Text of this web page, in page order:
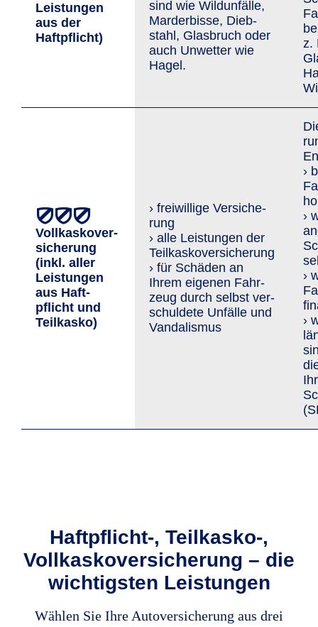
Leis­tungen
aus der
Haftpflicht)
sind wie Wild­unfälle,
Marder­bisse, Dieb­
stahl, Glasbruch oder
auch Un­wetter wie
Hagel.
z.
Vollkaskover­
sicherung
(inkl. aller
Leis­tungen
aus Haft­
pflicht und
Teil­kasko)
› freiwillige Ver­siche­
rung
› alle Leistungen der
Teilkaskoversicherung
› für Schäden an
Ihrem eigenen Fahr­
zeug durch selbst ver­
schuldete Unfälle und
Van­da­lis­mus
›
›
›
›
Haftpflicht-, Teilkasko-,
Vollkaskoversicherung – die
wichtigsten Leistungen
Wählen Sie Ihre Autoversicherung aus drei